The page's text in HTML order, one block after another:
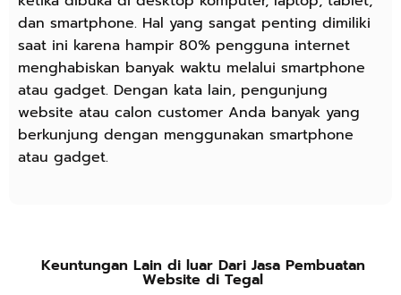
dan smartphone. Hal yang sangat penting dimiliki
saat ini karena hampir 80% pengguna internet
menghabiskan banyak waktu melalui smartphone
atau gadget. Dengan kata lain, pengunjung
website atau calon customer Anda banyak yang
berkunjung dengan menggunakan smartphone
atau gadget.
Keuntungan Lain di luar Dari Jasa Pembuatan
Website di Tegal